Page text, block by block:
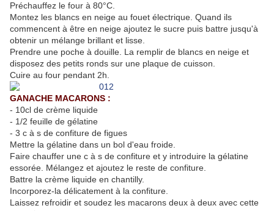
Préchauffez le four à 80°C.
Montez les blancs en neige au fouet électrique. Quand ils
commencent à être en neige ajoutez le sucre puis battre jusqu'à
obtenir un mélange brillant et lisse.
Prendre une poche à douille. La remplir de blancs en neige et
disposez des petits ronds sur une plaque de cuisson.
Cuire au four pendant 2h.
GANACHE MACARONS :
- 10cl de crème liquide
- 1/2 feuille de gélatine
- 3 c à s de confiture de figues
Mettre la gélatine dans un bol d'eau froide.
Faire chauffer une c à s de confiture et y introduire la gélatine
essorée. Mélangez et ajoutez le reste de confiture.
Battre la crème liquide en chantilly.
Incorporez-la délicatement à la confiture.
Laissez refroidir et soudez les macarons deux à deux avec cette